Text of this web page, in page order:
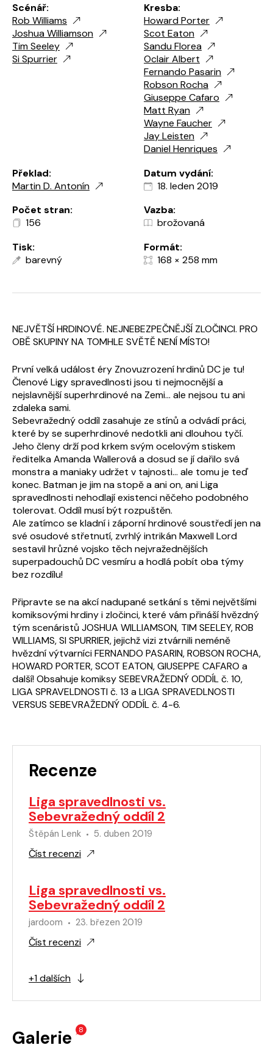
Scénář:
Rob Williams
Joshua Williamson
Tim Seeley
Si Spurrier
Kresba:
Howard Porter
Scot Eaton
Sandu Florea
Oclair Albert
Fernando Pasarin
Robson Rocha
Giuseppe Cafaro
Matt Ryan
Wayne Faucher
Jay Leisten
Daniel Henriques
Překlad:
Martin D. Antonín
Datum vydání:
18. leden 2019
Počet stran:
156
Vazba:
brožovaná
Tisk:
barevný
Formát:
168 × 258 mm
NEJVĚTŠÍ HRDINOVÉ. NEJNEBEZPEČNĚJŠÍ ZLOČINCI. PRO
OBĚ SKUPINY NA TOMHLE SVĚTĚ NENÍ MÍSTO!
První velká událost éry Znovuzrození hrdinů DC je tu!
Členové Ligy spravedlnosti jsou ti nejmocnější a
nejslavnější superhrdinové na Zemi... ale nejsou tu ani
zdaleka sami.
Sebevražedný oddíl zasahuje ze stínů a odvádí práci,
které by se superhrdinové nedotkli ani dlouhou tyčí.
Jeho členy drží pod krkem svým ocelovým stiskem
ředitelka Amanda Wallerová a dosud se jí dařilo svá
monstra a maniaky udržet v tajnosti... ale tomu je teď
konec. Batman je jim na stopě a ani on, ani Liga
spravedlnosti nehodlají existenci něčeho podobného
tolerovat. Oddíl musí být rozpuštěn.
Ale zatímco se kladní i záporní hrdinové soustředí jen na
své osudové střetnutí, zvrhlý intrikán Maxwell Lord
sestavil hrůzné vojsko těch nejvražednějších
superpadouchů DC vesmíru a hodlá pobít oba týmy
bez rozdílu!
Připravte se na akcí nadupané setkání s těmi největšími
komiksovými hrdiny i zločinci, které vám přináší hvězdný
tým scenáristů JOSHUA WILLIAMSON, TIM SEELEY, ROB
WILLIAMS, SI SPURRIER, jejichž vizi ztvárnili neméně
hvězdní výtvarníci FERNANDO PASARIN, ROBSON ROCHA,
HOWARD PORTER, SCOT EATON, GIUSEPPE CAFARO a
další! Obsahuje komiksy SEBEVRAŽEDNÝ ODDÍL č. 10,
LIGA SPRAVELDNOSTI č. 13 a LIGA SPRAVEDLNOSTI
VERSUS SEBEVRAŽEDNÝ ODDÍL č. 4-6.
Recenze
Liga spravedlnosti vs.
Sebevražedný oddíl 2
Štěpán Lenk 5. duben 2019
Číst recenzi
Liga spravedlnosti vs.
Sebevražedný oddíl 2
jardoom 23. březen 2019
Číst recenzi
+1 dalších
Galerie 8